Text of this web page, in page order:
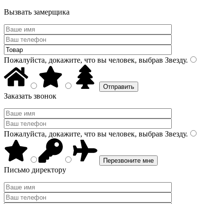
Вызвать замерщика
Пожалуйста, докажите, что вы человек, выбрав Звезду.
Заказать звонок
Пожалуйста, докажите, что вы человек, выбрав Звезду.
Письмо директору